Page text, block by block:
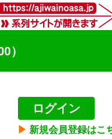
）
ログイン
▶︎ 新規会員登録はこ